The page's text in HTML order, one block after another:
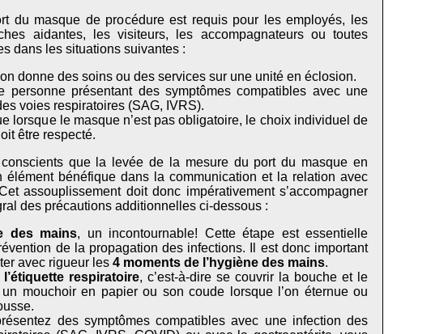
du masque de procédure est requis pour les employés, les
aidantes, les visiteurs, les accompagnateurs ou toutes
dans les situations suivantes :
donne des soins ou des services sur une unité en éclosion.
personne présentant des symptômes compatibles avec une
voies respiratoires (SAG, IVRS).
lorsque le masque n’est pas obligatoire, le choix individuel de
être respecté.
que la levée de la mesure du port du masque en
élément bénéfique dans la communication et la relation avec
assouplissement doit donc impérativement s’accompagner
des précautions additionnelles ci-dessous :
des mains, un incontournable! Cette étape est essentielle
de la propagation des infections. Il est donc important
avec rigueur les 4 moments de l’hygiène des mains.
l’étiquette respiratoire, c’est-à-dire se couvrir la bouche et le
mouchoir en papier ou son coude lorsque l’on éternue ou
des symptômes compatibles avec une infection des